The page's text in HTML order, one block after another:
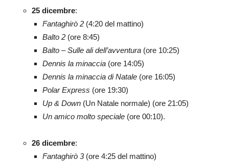
25 dicembre:
Fantaghirò 2 (4:20 del mattino)
Balto 2 (ore 8:45)
Balto – Sulle ali dell’avventura (ore 10:25)
Dennis la minaccia (ore 14:05)
Dennis la minaccia di Natale (ore 16:05)
Polar Express (ore 19:30)
Up & Down (Un Natale normale) (ore 21:05)
Un amico molto speciale (ore 00:10).
26 dicembre:
Fantaghirò 3(ore 4:25 del mattino)